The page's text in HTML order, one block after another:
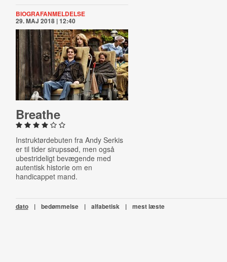
BIOGRAFANMELDELSE
29. MAJ 2018 | 12:40
Breathe
Instruktørdebuten fra Andy Serkis
er til tider sirupssød, men også
ubestrideligt bevægende med
autentisk historie om en
handicappet mand.
dato | bedømmelse | alfabetisk | mest læste